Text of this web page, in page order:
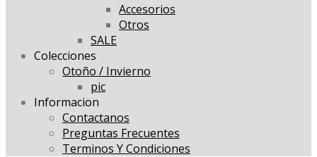
Accesorios
Otros
SALE
Colecciones
Otoño / Invierno
pic
Informacion
Contactanos
Preguntas Frecuentes
Terminos Y Condiciones